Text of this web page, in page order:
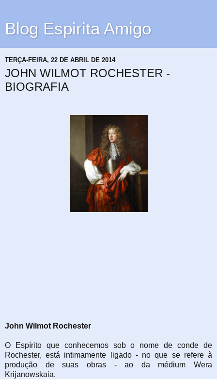
Blog Espirita Amigo
TERÇA-FEIRA, 22 DE ABRIL DE 2014
JOHN WILMOT ROCHESTER -
BIOGRAFIA
John Wilmot Rochester
O Espírito que conhecemos sob o nome de conde de
Rochester, está intimamente ligado - no que se refere à
produção de suas obras - ao da médium Wera
Krijanowskaia.